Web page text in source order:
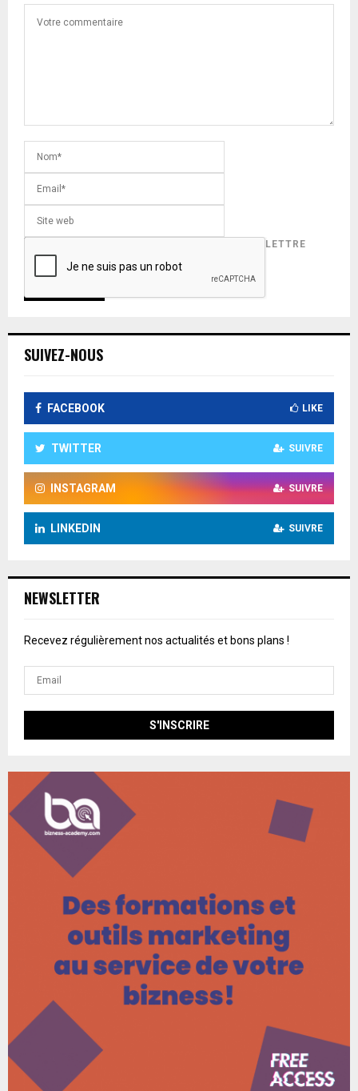
INSCRIVEZ-VOUS POUR RECEVOIR NOTRE LETTRE
D'INFORMATION !
SUIVEZ-NOUS
FACEBOOK LIKE
TWITTER SUIVRE
INSTAGRAM SUIVRE
LINKEDIN SUIVRE
NEWSLETTER
Recevez régulièrement nos actualités et bons plans !